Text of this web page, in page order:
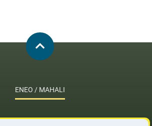
ENEO / MAHALI